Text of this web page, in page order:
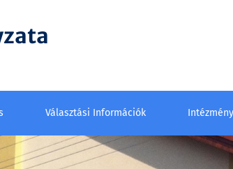
Választási Információk